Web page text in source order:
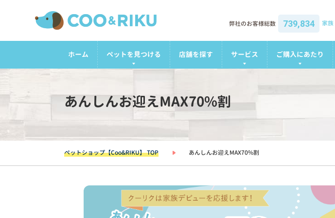
弊社のお客様総数 739,834 家族
ホーム ペットを見つける 店舗を探す サービス ご購入にあたり
あんしんお迎えMAX70%割
ペットショップ【Coo&RIKU】 TOP あんしんお迎えMAX70%割